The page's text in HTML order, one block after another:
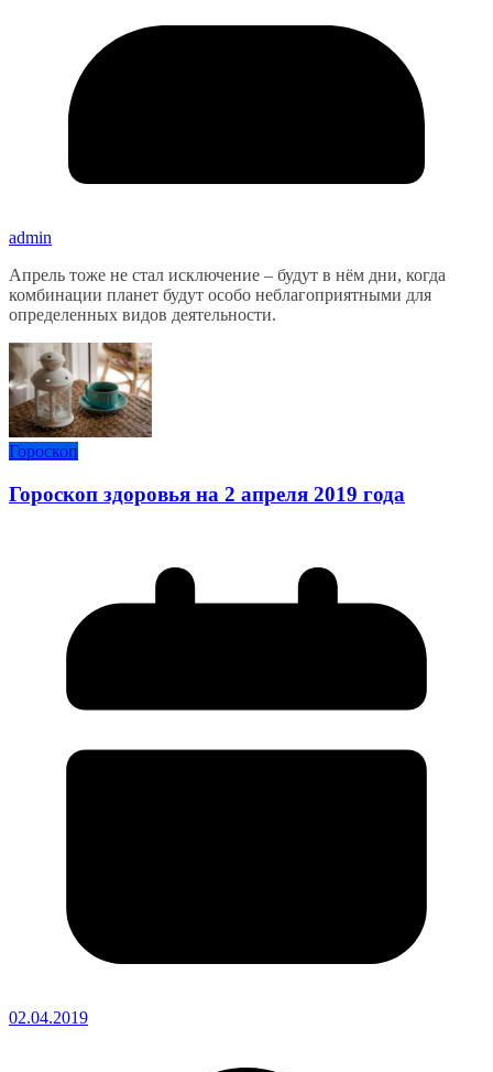
admin
Апрель тоже не стал исключение – будут в нём дни, когда
комбинации планет будут особо неблагоприятными для
определенных видов деятельности.
Гороскоп
Гороскоп здоровья на 2 апреля 2019 года
02.04.2019